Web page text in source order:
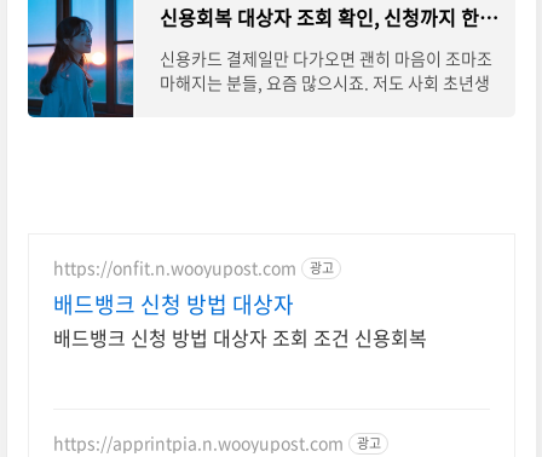
신용회복 대상자 조회 확인, 신청까지 한눈에 정리
신용카드 결제일만 다가오면 괜히 마음이 조마조
마해지는 분들, 요즘 많으시죠. 저도 사회 초년생
https://onfit.n.wooyupost.com 광고
배드뱅크 신청 방법 대상자
배드뱅크 신청 방법 대상자 조회 조건 신용회복
https://apprintpia.n.wooyupost.com 광고